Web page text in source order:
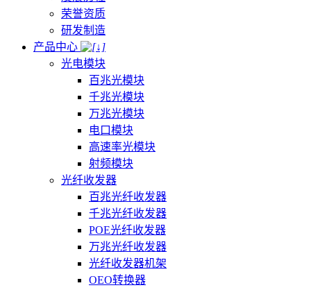
荣誉资质
研发制造
产品中心
光电模块
百兆光模块
千兆光模块
万兆光模块
电口模块
高速率光模块
射频模块
光纤收发器
百兆光纤收发器
千兆光纤收发器
POE光纤收发器
万兆光纤收发器
光纤收发器机架
OEO转换器